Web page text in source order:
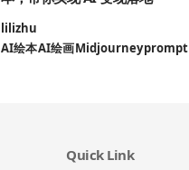
lilizhu
AI绘本AI绘画Midjourneyprompt
Quick Link